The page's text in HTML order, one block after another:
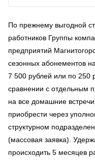
По прежнему выгодной
работников Группы
предприятий
сезонных абонементов
7 500 рублей или по 250
сравнении с отдельным
на все домашние
приобрести через
структурном
(массовая заявка).
происходить 5 месяцев